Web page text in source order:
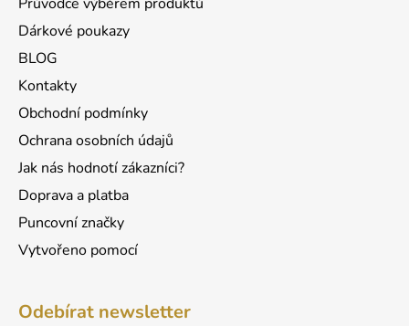
Průvodce výběrem produktů
Dárkové poukazy
BLOG
Kontakty
Obchodní podmínky
Ochrana osobních údajů
Jak nás hodnotí zákazníci?
Doprava a platba
Puncovní značky
Vytvořeno pomocí
Odebírat newsletter